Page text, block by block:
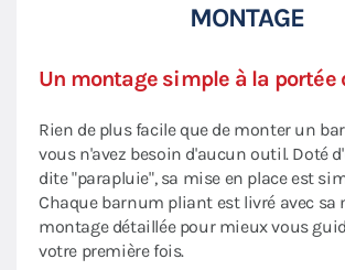
MONTAGE
Un montage simple à la portée
Rien de plus facile que de monter un
vous n'avez besoin d'aucun outil. Doté
dite "parapluie", sa mise en place est
Chaque barnum pliant est livré avec sa
montage détaillée pour mieux vous
votre première fois.